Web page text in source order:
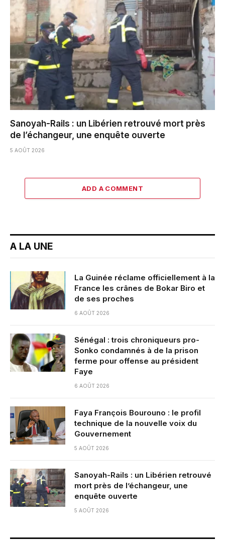
Sanoyah-Rails : un Libérien retrouvé mort près
de l’échangeur, une enquête ouverte
5 AOÛT 2026
ADD A COMMENT
A LA UNE
La Guinée réclame officiellement à la
France les crânes de Bokar Biro et
de ses proches
6 AOÛT 2026
Sénégal : trois chroniqueurs pro-
Sonko condamnés à de la prison
ferme pour offense au président
Faye
6 AOÛT 2026
Faya François Bourouno : le profil
technique de la nouvelle voix du
Gouvernement
5 AOÛT 2026
Sanoyah-Rails : un Libérien retrouvé
mort près de l’échangeur, une
enquête ouverte
5 AOÛT 2026